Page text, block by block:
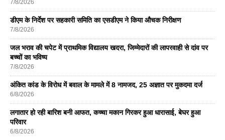
7/8/2026
डीएम के निर्देश पर सहकारी समिति का एसडीएम ने किया औचक निरीक्षण
7/8/2026
जल भराव की चपेट में प्राथमिक विद्यालय खदरा, जिम्मेदारों की लापरवाही से दांव पर
बच्चों का भविष्य
7/8/2026
अंकित कांड के विरोध में बवाल के मामले में 8 नामजद, 25 अज्ञात पर मुकदमा दर्ज
6/8/2026
लगातार हो रही बारिश बनी आफत, कच्चा मकान गिरकर हुआ धारासाई, बेघर हुआ
परिवार
6/8/2026